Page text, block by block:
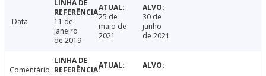
Data
11 de
janeiro
de 2019
25 de
maio de
2021
30 de
junho
de 2021
Comentário